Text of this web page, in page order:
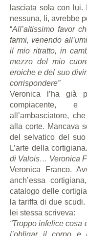
lasciata sola con lui.
nessuna, lì, avrebbe
“All’altissimo favor
farmi, venendo
il mio ritratto, in
mezzo del mio
eroiche e del suo
corrispondere”
Veronica l’ha già
compiacente, e
all’ambasciatore,
alla corte. Mancava
del selvatico del
L’arte della cortigiana.
di Valois… Veronica
Veronica Franco.
anch’essa
catalogo delle
la tariffa di due
lei stessa scriveva:
“Troppo infelice cosa
l’obligar il corpo e